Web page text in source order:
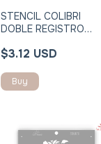
STENCIL COLIBRI
DOBLE REGISTRO
$3.12 USD
Buy